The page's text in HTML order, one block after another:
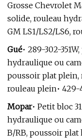
Grosse Chevrolet
solide, rouleau
GM LS1/LS2/LS6,
Gué• 289-302-
hydraulique ou
poussoir plat plein,
rouleau plein•
Mopar• Petit bloc
hydraulique ou
B/RB, poussoir plat